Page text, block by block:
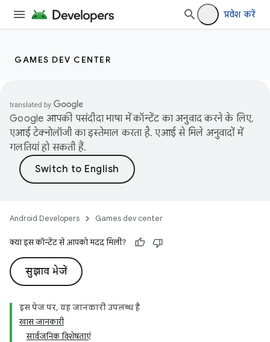
प्रवेश करें
GAMES DEV CENTER
Google आपकी पसंदीदा भाषा में कॉन्टेंट का अनुवाद करने के लिए,
एआई टेक्नोलॉजी का इस्तेमाल करता है. एआई से मिले अनुवादों में
गलतियां हो सकती हैं.
Android Developers Games dev center
क्या इस कॉन्टेंट से आपको मदद मिली?
सुझाव भेजें
इस पेज पर, यह जानकारी उपलब्ध है
खास जानकारी
सार्वजनिक विशेषताएं